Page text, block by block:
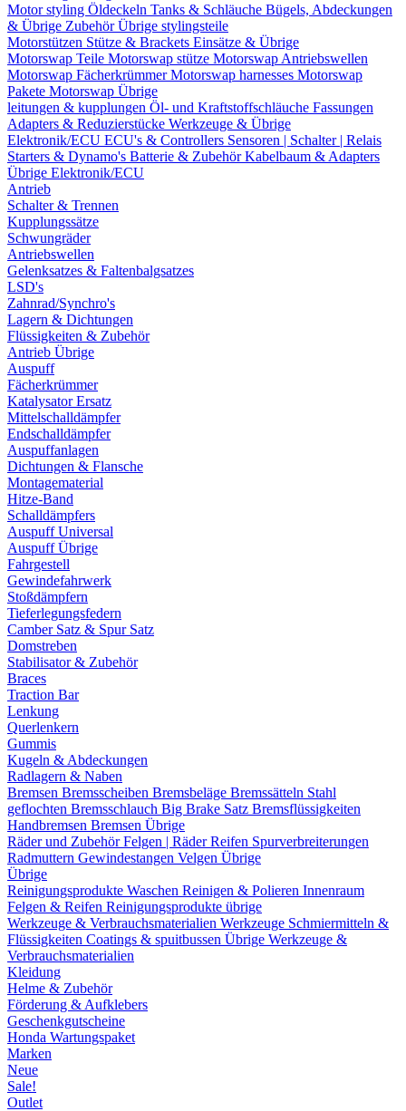
Motor styling Öldeckeln Tanks & Schläuche Bügels, Abdeckungen
& Übrige ZubehörÜbrige stylingsteile
Motorstützen Stütze & Brackets Einsätze & Übrige
Motorswap Teile Motorswap stütze Motorswap Antriebswellen
Motorswap FächerkrümmerMotorswap harnesses Motorswap
Pakete Motorswap Übrige
leitungen & kupplungen Öl- und Kraftstoffschläuche Fassungen
Adapters & Reduzierstücke Werkzeuge & Übrige
Elektronik/ECU ECU's & Controllers Sensoren | Schalter | Relais
Starters & Dynamo's Batterie & ZubehörKabelbaum & Adapters
Übrige Elektronik/ECU
Antrieb
Schalter & Trennen
Kupplungssätze
Schwungräder
Antriebswellen
Gelenksatzes & Faltenbalgsatzes
LSD's
Zahnrad/Synchro's
Lagern & Dichtungen
Flüssigkeiten & Zubehör
Antrieb Übrige
Auspuff
Fächerkrümmer
Katalysator Ersatz
Mittelschalldämpfer
Endschalldämpfer
Auspuffanlagen
Dichtungen & Flansche
Montagematerial
Hitze-Band
Schalldämpfers
Auspuff Universal
Auspuff Übrige
Fahrgestell
Gewindefahrwerk
Stoßdämpfern
Tieferlegungsfedern
Camber Satz & Spur Satz
Domstreben
Stabilisator & Zubehör
Braces
Traction Bar
Lenkung
Querlenkern
Gummis
Kugeln & Abdeckungen
Radlagern & Naben
Bremsen Bremsscheiben Bremsbeläge Bremssätteln Stahl
geflochten Bremsschlauch Big Brake Satz Bremsflüssigkeiten
Handbremsen Bremsen Übrige
Räder und ZubehörFelgen | RäderReifen Spurverbreiterungen
Radmuttern Gewindestangen Velgen Übrige
Übrige
Reinigungsprodukte Waschen Reinigen & Polieren Innenraum
Felgen & Reifen Reinigungsprodukte übrige
Werkzeuge & Verbrauchsmaterialien Werkzeuge Schmiermitteln &
Flüssigkeiten Coatings & spuitbussen Übrige Werkzeuge &
Verbrauchsmaterialien
Kleidung
Helme & Zubehör
Förderung & Aufklebers
Geschenkgutscheine
Honda Wartungspaket
Marken
Neue
Sale!
Outlet